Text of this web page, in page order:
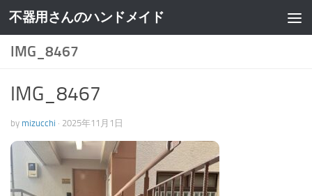
不器用さんのハンドメイド
IMG_8467
IMG_8467
by mizucchi · 2025年11月1日